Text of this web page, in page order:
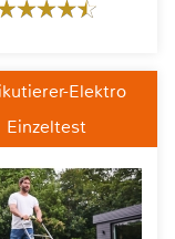
Elektro
Einzeltest